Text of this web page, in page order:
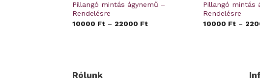
Pillangó mintás ágynemű –
Rendelésre
10000 Ft– 22000 Ft
Pillangó mintás
Rendelésre
10000 Ft –
Rólunk